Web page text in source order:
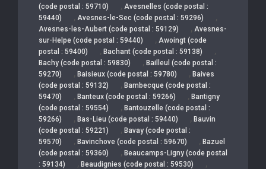
(code postal : 59710)
, Avesnelles (code postal :
59440)
, Avesnes-le-Sec (code postal : 59296) ,
Avesnes-les-Aubert (code postal : 59129) , Avesnes-
sur-Helpe (code postal : 59440)
, Awoingt (code
postal : 59400)
, Bachant (code postal : 59138) ,
Bachy (code postal : 59830) , Bailleul (code postal :
59270)
, Baisieux (code postal : 59780) , Baives
(code postal : 59132)
, Bambecque (code postal :
59470)
, Banteux (code postal : 59266) , Bantigny
(code postal : 59554)
, Bantouzelle (code postal :
59266)
, Bas-Lieu (code postal : 59440) , Bauvin
(code postal : 59221)
, Bavay (code postal :
59570)
, Bavinchove (code postal : 59670) , Bazuel
(code postal : 59360)
, Beaucamps-Ligny (code postal
: 59134)
, Beaudignies (code postal : 59530) ,